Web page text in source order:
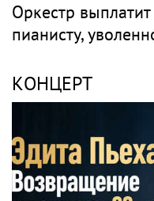
Оркестр
пианисту,
КОНЦЕРТ